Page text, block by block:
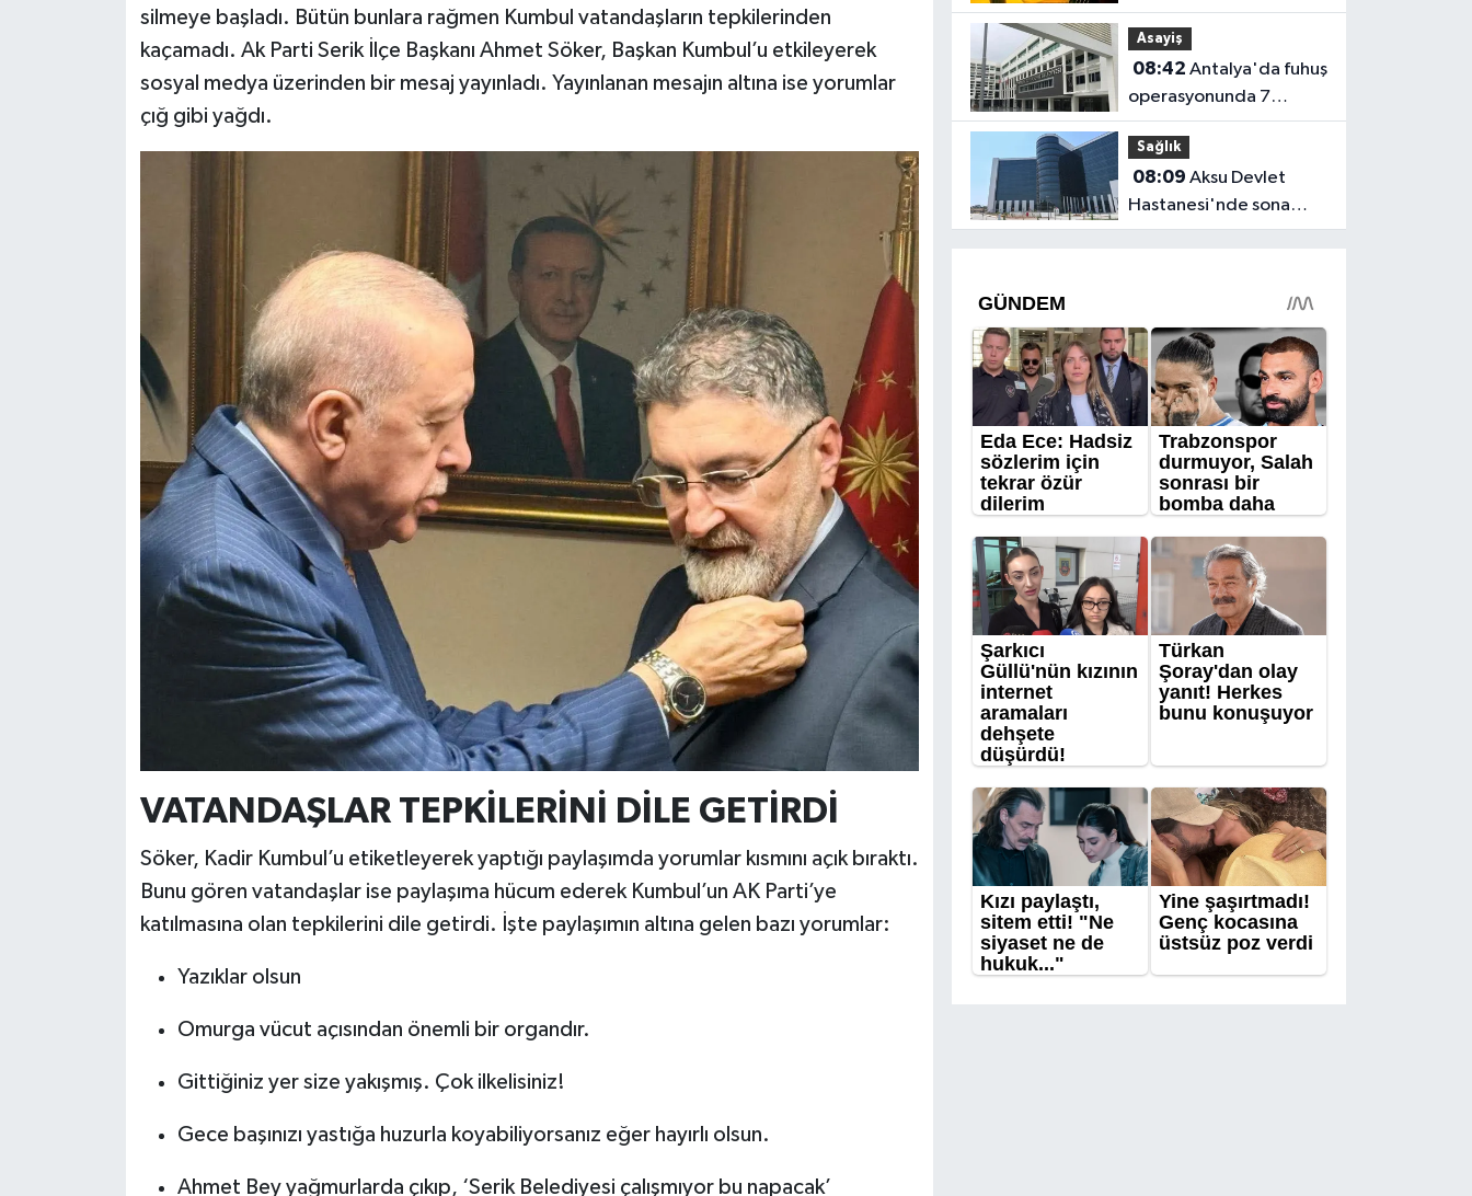
silmeye başladı. Bütün bunlara rağmen Kumbul vatandaşların tepkilerinden
kaçamadı. Ak Parti Serik İlçe Başkanı Ahmet Söker, Başkan Kumbul’u etkileyerek
sosyal medya üzerinden bir mesaj yayınladı. Yayınlanan mesajın altına ise yorumlar
çığ gibi yağdı.
VATANDAŞLAR TEPKİLERİNİ DİLE GETİRDİ
Söker, Kadir Kumbul’u etiketleyerek yaptığı paylaşımda yorumlar kısmını açık bıraktı.
Bunu gören vatandaşlar ise paylaşıma hücum ederek Kumbul’un AK Parti’ye
katılmasına olan tepkilerini dile getirdi. İşte paylaşımın altına gelen bazı yorumlar:
Yazıklar olsun
Omurga vücut açısından önemli bir organdır.
Gittiğiniz yer size yakışmış. Çok ilkelisiniz!
Gece başınızı yastığa huzurla koyabiliyorsanız eğer hayırlı olsun.
Ahmet Bey yağmurlarda çıkıp, ‘Serik Belediyesi çalışmıyor bu napacak’
kesintisi: İşte
etkilenecek ilçeler
Asayiş
08:42
operasyonunda 7
tutuklama! Soruşturma
genişliyor
Sağlık
08:09
Hastanesi'nde sona
yaklaşıldı